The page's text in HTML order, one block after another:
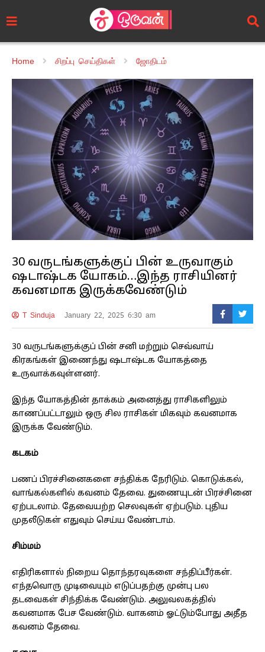
Home சிறப்பு செய்திகள் ஜோதிடம்
30 வருடங்களுக்குப் பின் உருவாகும்
ஷடாஷ்டக யோகம்…இந்த ராசியினர்
கவனமாக இருக்கவேண்டும்
T Sinduja January 22, 2025 6:30 am
30 வருடங்களுக்குப் பின் சனி மற்றும் செவ்வாய்
கிரகங்கள் இணைந்து ஷடாஷ்டக யோகத்தை
உருவாக்கவுள்ளனர்.
இந்த யோகத்தின் தாக்கம் அனைத்து ராசிகளிலும்
காணப்பட்டாலும் ஒரு சில ராசிகள் மிகவும் கவனமாக
இருக்க வேண்டும்.
கடகம்
பணப் பிரச்சினைகளை சந்திக்க நேரிடும். கொடுக்கல்,
வாங்கல்களில் கவனம் தேவை. துணையுடன் பிரச்சினை
ஏற்படலாம். தேவையற்ற செலவுகள் ஏற்படும். புதிய
முதலீடுகள் எதுவும் செய்ய வேண்டாம்.
சிம்மம்
எதிரிகளால் நிறைய தொந்தரவுகளை சந்திப்பீர்கள்.
எந்தவொரு முடிவையும் எடுப்பதற்கு முன்பு பல
தடவைகள் சிந்திக்க வேண்டும். அலுவலகத்தில்
கவனமாக பேச வேண்டும். வாகனம் ஓட்டும்போது அதீத
கவனம் தேவை.